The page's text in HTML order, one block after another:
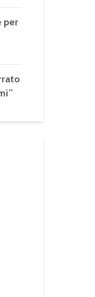
per